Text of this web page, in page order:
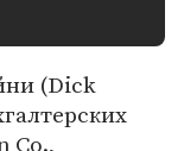
(Dick
Co.,